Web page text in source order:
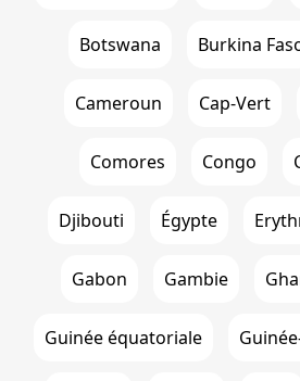
Botswana Burkina
Cameroun Cap-Vert
Comores Congo
Djibouti Égypte
Gabon Gambie
Guinée équatoriale